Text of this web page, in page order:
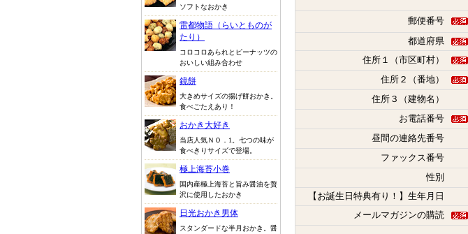
ソフトなおかき
雷都物語（らいとものが
たり）
コロコロあられとピーナッツの
おいしい組み合わせ
鏡餅
大きめサイズの揚げ餅おかき。
食べごたえあり！
おかき大好き
当店人気ＮＯ．1。七つの味が
食べきりサイズで登場。
極上海苔小巻
国内産極上海苔と旨み醤油を贅
沢に使用したおかき
日光おかき男体
スタンダードな半月おかき。醤
郵便番号
都道府県
住所１（市区町村）
住所２（番地）
住所３（建物名）
お電話番号
昼間の連絡先番号
ファックス番号
性別
【お誕生日特典有り！】生年月日
メールマガジンの購読